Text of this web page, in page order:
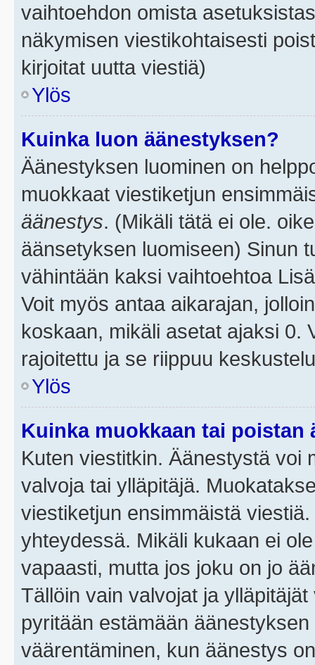
vaihtoehdon omista
näkymisen viestikohtaisesti
kirjoitat uutta viestiä)
Ylös
Kuinka luon äänestyksen?
Äänestyksen luominen on
muokkaat viestiketjun
äänestys. (Mikäli tätä ei ole.
äänsetyksen luomiseen) Sinun
vähintään kaksi vaihtoehtoa
Voit myös antaa aikarajan,
koskaan, mikäli asetat ajaksi 0.
rajoitettu ja se riippuu
Ylös
Kuinka muokkaan tai poistan
Kuten viestitkin. Äänestystä voi
valvoja tai ylläpitäjä.
viestiketjun ensimmäistä
yhteydessä. Mikäli kukaan ei
vapaasti, mutta jos joku on jo
Tällöin vain valvojat ja
pyritään estämään
väärentäminen, kun äänestys